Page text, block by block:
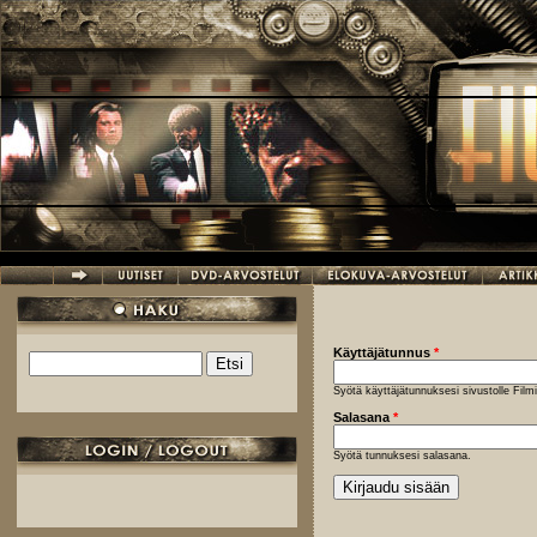
Hyppää pääsisältöön
Hakulomake
Käyttäjätunnus *
Syötä käyttäjätunnuksesi sivustolle
Salasana *
Syötä tunnuksesi salasana.